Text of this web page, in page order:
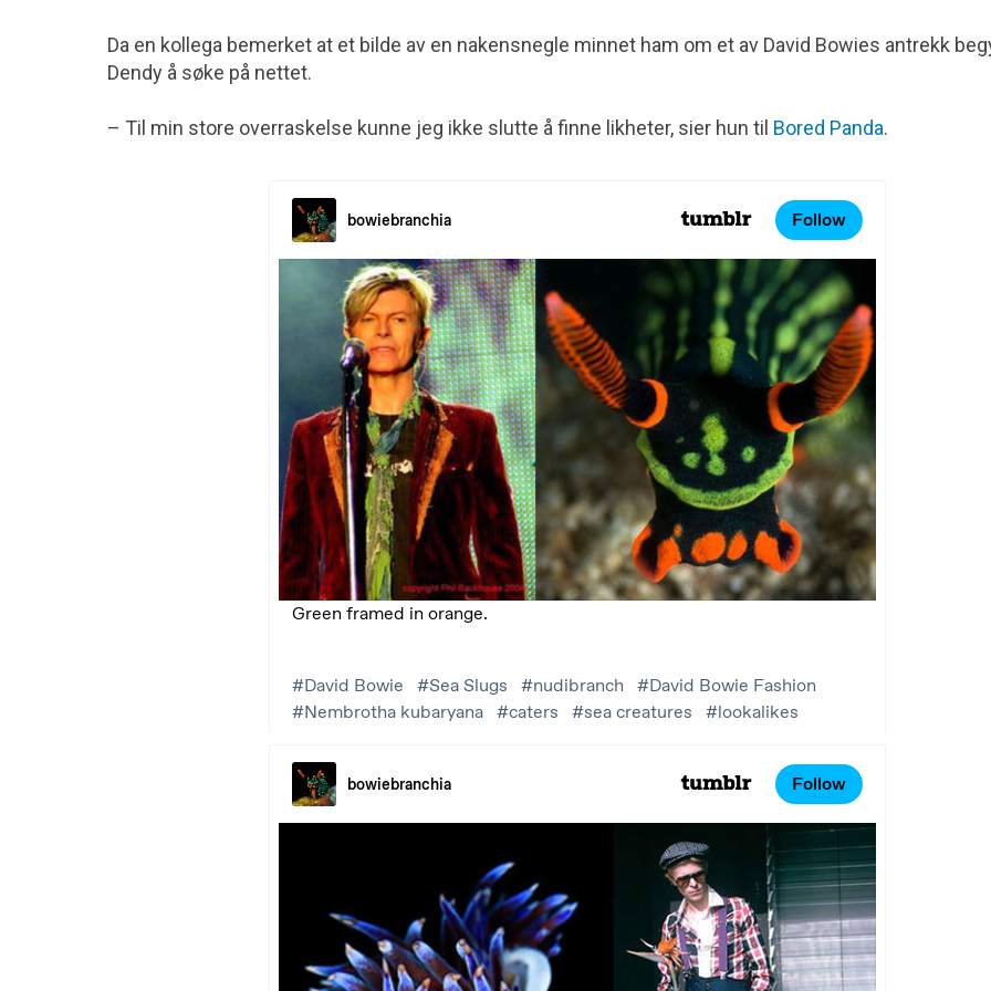
Da en kollega bemerket at et bilde av en nakensnegle minnet ham om et av David Bowies antrekk
Dendy å søke på nettet.
– Til min store overraskelse kunne jeg ikke slutte å finne likheter, sier hun til Bored Panda.